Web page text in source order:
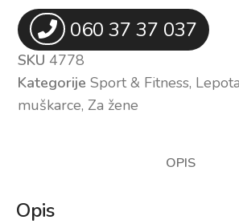
060 37 37 037
SKU4778
Kategorije Sport & Fitness,
muškarce, Za žene
OPIS
Opis